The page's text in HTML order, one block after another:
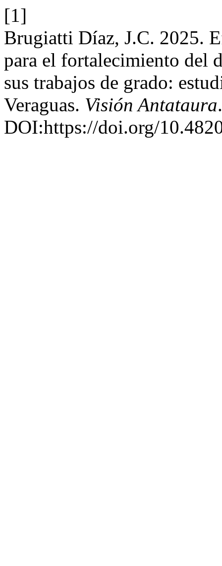
[1]
Brugiatti Díaz, J.C. 2025.
para el fortalecimiento del
sus trabajos de grado:
Veraguas. Visión Antataura
DOI:https://doi.org/